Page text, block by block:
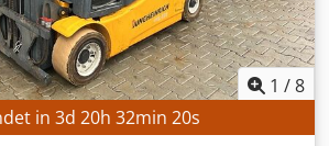
1 /8
in 3d 20h 32min 18s